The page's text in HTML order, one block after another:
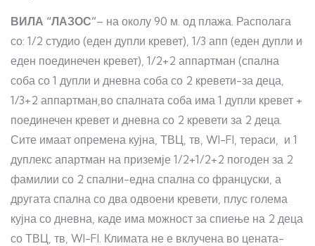
ВИЛА “ЛАЗОС”– на околу 90 м. од плажа. Располага
со: 1/2 студио (еден дупли кревет), 1/3 апп (еден дупли и
еден поединечен кревет), 1/2+2 аппартман (спална
соба со 1 дупли и дневна соба со 2 кревети-за деца,
1/3+2 аппартман,во спалната соба има 1 дупли кревет +
поединечен кревет и дневна со 2 кревети за 2 деца.
Сите имаат опремена кујна, ТВЦ, тв, WI-FI, тераси, и 1
дуплекс апартман на приземје 1/2+1/2+2 погоден за 2
фамилии со 2 спални-една спална со француски, а
другата спална со два одвоени кревети, плус голема
кујна со дневна, каде има можност за спиење на 2 деца
со ТВЦ, тв, WI-FI. Климата не е вклучена во цената-